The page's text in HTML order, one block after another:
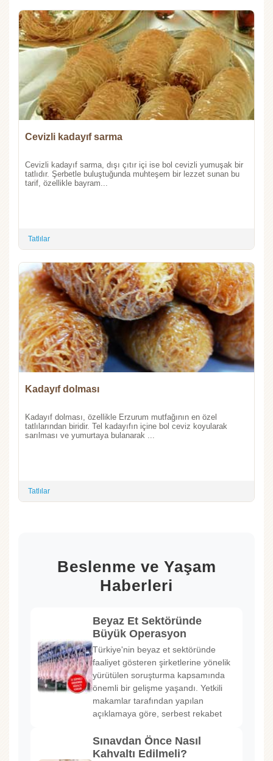
Cevizli kadayıf sarma
Cevizli kadayıf sarma, dışı çıtır içi ise bol cevizli yumuşak bir
tatlıdır. Şerbetle buluştuğunda muhteşem bir lezzet sunan bu
tarif, özellikle bayram...
Tatlılar
Kadayıf dolması
Kadayıf dolması, özellikle Erzurum mutfağının en özel
tatlılarından biridir. Tel kadayıfın içine bol ceviz koyularak
sarılması ve yumurtaya bulanarak ...
Tatlılar
Beslenme ve Yaşam
Haberleri
Beyaz Et Sektöründe
Büyük Operasyon
Türkiye'nin beyaz et sektöründe
faaliyet gösteren şirketlerine yönelik
yürütülen soruşturma kapsamında
önemli bir gelişme yaşandı. Yetkili
makamlar tarafından yapılan
açıklamaya göre, serbest rekabet
Sınavdan Önce Nasıl
Kahvaltı Edilmeli?